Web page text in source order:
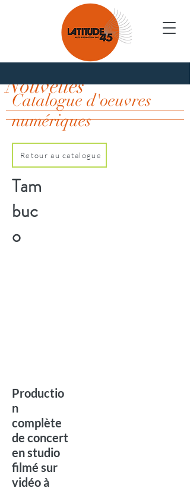
Nouvelles
Catalogue d'oeuvres
numériques
Retour au catalogue
Tam
buc
o
Productio
n
complète
de concert
en studio
filmé sur
vidéo à